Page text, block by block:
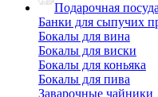
Подарочная посуда
Банки для сыпучих
Бокалы для вина
Бокалы для виски
Бокалы для коньяка
Бокалы для пива
Заварочные чайники